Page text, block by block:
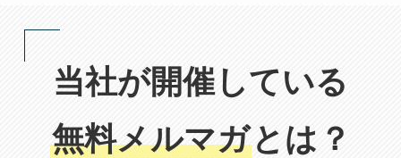
当社が開催している
無料メルマガとは？